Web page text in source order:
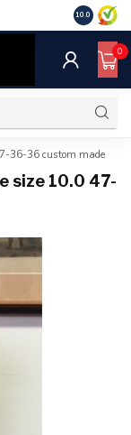
10.0
0
36-36 custom made
size 10.0 47-